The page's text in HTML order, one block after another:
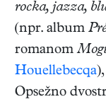
rocka, jazza,
(npr. album
romanom
Houellebecqa
Opsežno